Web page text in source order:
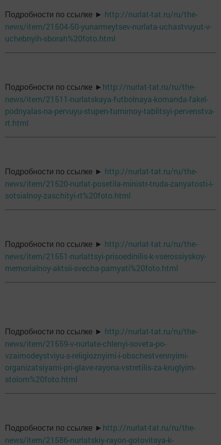
Подробности по ссылке ► http://nurlat-tat.ru/ru/the-
news/item/21504-50-yunarmeytsev-nurlata-uchastvuyut-v-
uchebnyih-sborah%20foto.html
Подробности по ссылке ► http://nurlat-tat.ru/ru/the-
news/item/21511-nurlatskaya-futbolnaya-komanda-fakel-
podnyalas-na-pervuyu-stupen-turnirnoy-tablitsyi-pervenstva-
rt.html
Подробности по ссылке ► http://nurlat-tat.ru/ru/the-
news/item/21520-nurlat-posetila-ministr-truda-zanyatosti-i-
sotsialnoy-zaschityi-rt%20foto.html
Подробности по ссылке ► http://nurlat-tat.ru/ru/the-
news/item/21551-nurlattsyi-prisoedinilis-k-vserossiyskoy-
memorialnoy-aktsii-svecha-pamyati%20foto.html
Подробности по ссылке ► http://nurlat-tat.ru/ru/the-
news/item/21559-v-nurlate-chlenyi-soveta-po-
vzaimodeystviyu-s-religioznyimi-i-obschestvennyimi-
organizatsiyami-pri-glave-rayona-vstretilis-za-kruglyim-
stolom%20foto.html
Подробности по ссылке ► http://nurlat-tat.ru/ru/the-
news/item/21586-nurlatskiy-rayon-gotovitsya-k-